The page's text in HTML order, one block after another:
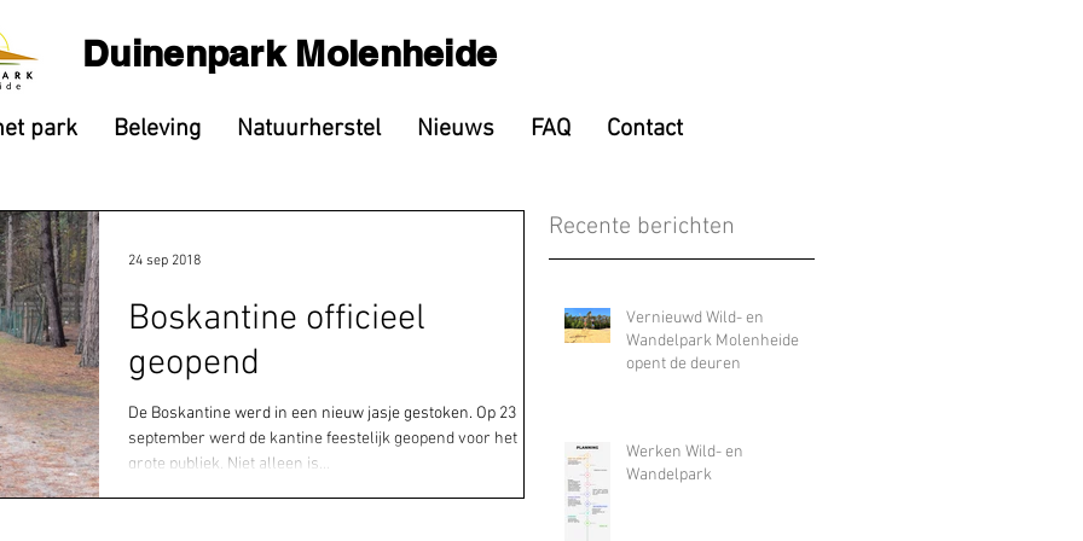
Duinenpark Molenheide
park Beleving Natuurherstel Nieuws FAQ Contact
Boskantine officieel
geopend
De Boskantine werd in een nieuw jasje gestoken. Op 23
september werd de kantine feestelijk geopend voor het
grote publiek. Niet alleen is...
24 sep 2018
Recente berichten
Vernieuwd Wild- en
Wandelpark Molenheide
opent de deuren
Werken Wild- en
Wandelpark